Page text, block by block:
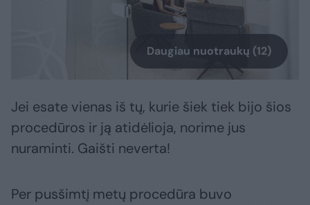
Daugiau nuotraukų (12)
Jei esate vienas iš tų, kurie šiek tiek bijo šios
procedūros ir ją atidėlioja, norime jus
nuraminti. Gaišti neverta!
Per pusšimtį metų procedūra buvo